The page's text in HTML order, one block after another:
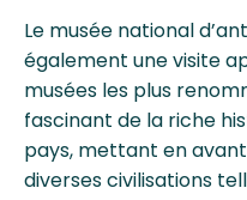
Le musée national
également une visite
musées les plus
fascinant de la riche
pays, mettant en
diverses civilisations